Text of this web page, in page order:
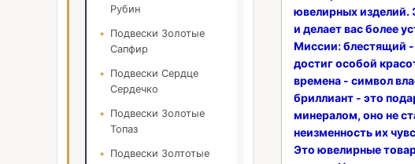
Рубин
Подвески Золотые
Сапфир
Подвески Сердце
Сердечко
Подвески Золотые
Топаз
Подвески Золтотые
ювелирных изделий.
и делает вас более
Миссии:блестящий -
достиг особой
времена - символ
бриллиант - это
минералом, оно не
неизменность их
Это ювелирные